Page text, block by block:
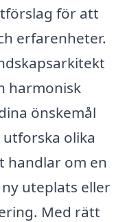
för att
erfarenheter.
harmonisk
önskemål
olika
handlar om en
uteplats eller
Med rätt